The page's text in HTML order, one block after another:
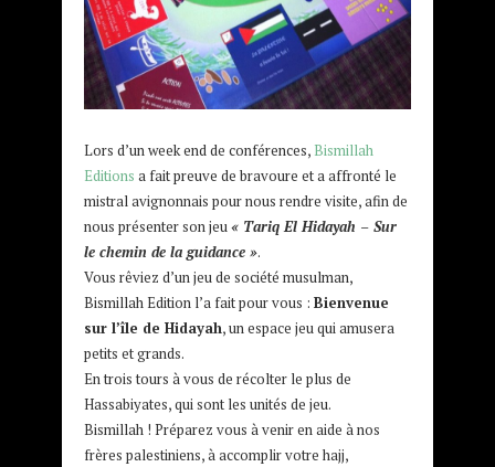
Lors d’un week end de conférences, Bismillah
Editions a fait preuve de bravoure et a affronté le
mistral avignonnais pour nous rendre visite, afin de
nous présenter son jeu« Tariq El Hidayah – Sur
le chemin de la guidance ».
Vous rêviez d’un jeu de société musulman,
Bismillah Edition l’a fait pour vous : Bienvenue
sur l’île de Hidayah, un espace jeu qui amusera
petits et grands.
En trois tours à vous de récolter le plus de
Hassabiyates, qui sont les unités de jeu.
Bismillah ! Préparez vous à venir en aide à nos
frères palestiniens, à accomplir votre hajj,